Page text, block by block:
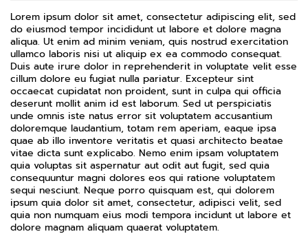
Lorem ipsum dolor sit amet, consectetur adipiscing elit, sed
do eiusmod tempor incididunt ut labore et dolore magna
aliqua. Ut enim ad minim veniam, quis nostrud exercitation
ullamco laboris nisi ut aliquip ex ea commodo consequat.
Duis aute irure dolor in reprehenderit in voluptate velit esse
cillum dolore eu fugiat nulla pariatur. Excepteur sint
occaecat cupidatat non proident, sunt in culpa qui officia
deserunt mollit anim id est laborum. Sed ut perspiciatis
unde omnis iste natus error sit voluptatem accusantium
doloremque laudantium, totam rem aperiam, eaque ipsa
quae ab illo inventore veritatis et quasi architecto beatae
vitae dicta sunt explicabo. Nemo enim ipsam voluptatem
quia voluptas sit aspernatur aut odit aut fugit, sed quia
consequuntur magni dolores eos qui ratione voluptatem
sequi nesciunt. Neque porro quisquam est, qui dolorem
ipsum quia dolor sit amet, consectetur, adipisci velit, sed
quia non numquam eius modi tempora incidunt ut labore et
dolore magnam aliquam quaerat voluptatem.